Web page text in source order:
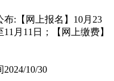
:【网上报名】10月23
月11日；【网上缴费】
2024/10/30